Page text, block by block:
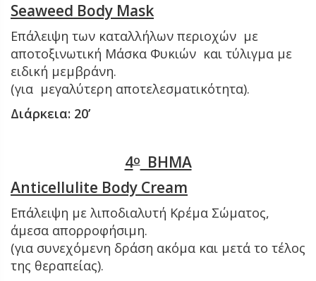
Seaweed Body Mask
Επάλειψη των καταλλήλων περιοχών με
αποτοξινωτική Μάσκα Φυκιών και τύλιγμα με
ειδική μεμβράνη.
(για μεγαλύτερη αποτελεσματικότητα).
Διάρκεια: 20’
4οΒΗΜΑ
Anticellulite Body Cream
Επάλειψη με λιποδιαλυτή Κρέμα Σώματος,
άμεσα απορροφήσιμη.
(για συνεχόμενη δράση ακόμα και μετά το τέλος
της θεραπείας).